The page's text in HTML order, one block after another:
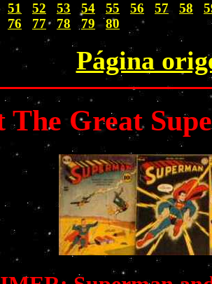
51 52 53 54 55 56 57 58
76 77 78 79 80
Página
The Great